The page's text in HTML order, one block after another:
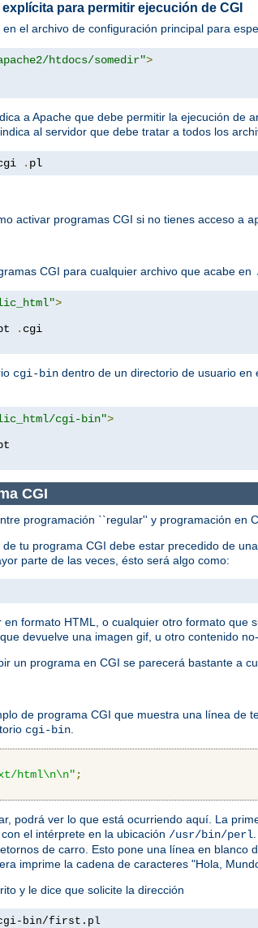
para permitir ejecución de CGI
, en el archivo de configuración principal para
htdocs/somedir">
a Apache que debe permitir la ejecución de
al servidor que debe tratar a todos los
. pl
activar programas CGI si no tienes acceso a
CGI para cualquier archivo que acabe en
>
.
cgi-bin dentro de un directorio de usuario
cgi-bin">
CGI
programación ``regular'' y programación en
tu programa CGI debe estar precedido de
parte de las veces, ésto será algo como:
formato HTML, o cualquier otro formato
devuelve una imagen gif, u otro contenido
un programa en CGI se parecerá bastante a
de programa CGI que muestra una línea
cgi-bin
html\n\n" ;
podrá ver lo que está ocurriendo aquí. La
el intérprete en la ubicación /usr/bin/perl
de carro. Esto pone una línea en
imprime la cadena de caracteres "Hola,
y le dice que solicite la dirección
cgi-bin/first.pl